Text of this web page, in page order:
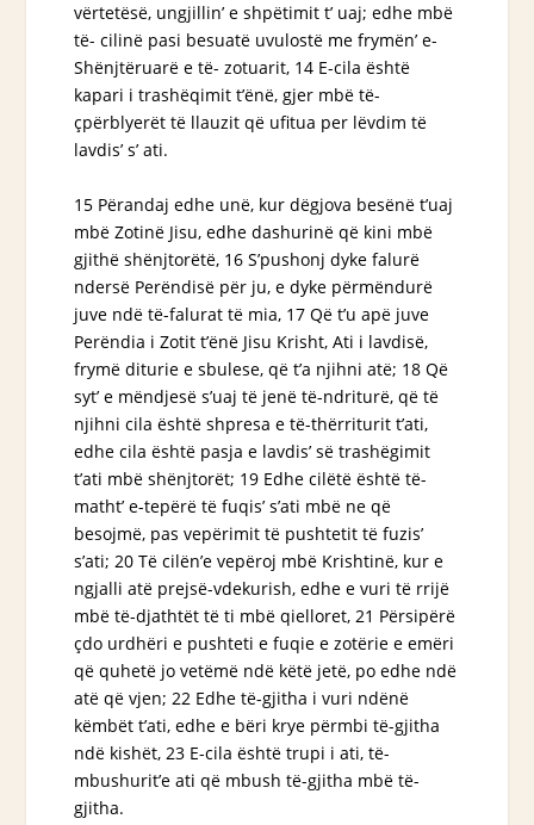
vërtetësë, ungjillin’ e shpëtimit t’ uaj; edhe mbë
të- cilinë pasi besuatë uvulostë me frymën’ e-
Shënjtëruarë e të- zotuarit, 14 E-cila është
kapari i trashëqimit t’ënë, gjer mbë të-
çpërblyerët të llauzit që ufitua per lëvdim të
lavdis’ s’ ati.
15 Përandaj edhe unë, kur dëgjova besënë t’uaj
mbë Zotinë Jisu, edhe dashurinë që kini mbë
gjithë shënjtorëtë, 16 S’pushonj dyke falurë
ndersë Perëndisë për ju,e dyke përmëndurë
juve ndë të-falurat të mia, 17 Që t’u apë juve
Perëndia i Zotit t’ënë Jisu Krisht, Ati i lavdisë,
frymë diturie e sbulese, që t’a njihni atë; 18 Që
syt’ e mëndjesë s’uaj të jenë të-ndriturë, që të
njihni cila është shpresa e të-thërriturit t’ati,
edhe cila është pasja e lavdis’ së trashëgimit
t’ati mbë shënjtorët; 19 Edhe cilëtë është të-
matht’ e-tepërë të fuqis’ s’ati mbë ne që
besojmë, pas vepërimit të pushtetit të fuzis’
s’ati; 20 Të cilën’e vepëroj mbë Krishtinë, kur e
ngjalli atë prejsë-vdekurish, edhe e vuri të rrijë
mbë të-djathtët të ti mbë qielloret, 21 Përsipërë
çdo urdhëri e pushteti e fuqie e zotërie e emëri
që quhetë jo vetëmë ndë këtë jetë, po edhe ndë
atë që vjen; 22 Edhe të-gjitha i vuri ndënë
këmbët t’ati, edhe e bëri krye përmbi të-gjitha
ndë kishët, 23 E-cila është trupi i ati, të-
mbushurit’e ati që mbush të-gjitha mbë të-
gjitha.